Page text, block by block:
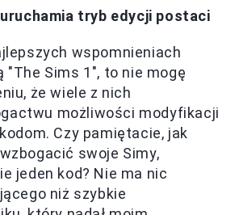
tryb edycji postaci
wspomnieniach
"The Sims 1", to nie mogę
że wiele z nich
możliwości modyfikacji
Czy pamiętacie, jak
swoje Simy,
jeden kod? Nie ma nic
niż szybkie